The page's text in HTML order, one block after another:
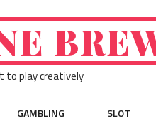
to play creatively
GAMBLING SLOT